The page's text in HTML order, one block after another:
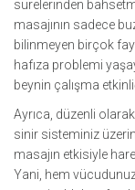
sürelerinden
masajının sadece
bilinmeyen birçok
hafıza problemi
beynin çalışma
Ayrıca, düzenli
sinir sisteminiz
masajın etkisiyle
Yani, hem